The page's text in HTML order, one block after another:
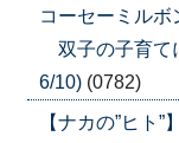
コーセーミル
双子の子育て
6/10) (0782)
【ナカの”ヒ